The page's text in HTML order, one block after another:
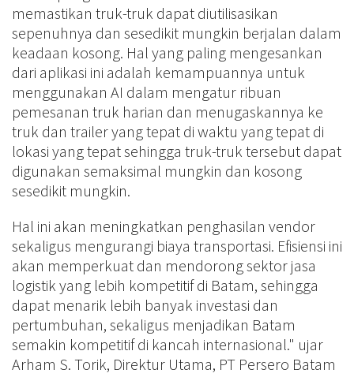
memastikan truk-truk dapat diutilisasikan
sepenuhnya dan sesedikit mungkin berjalan dalam
keadaan kosong. Hal yang paling mengesankan
dari aplikasi ini adalah kemampuannya untuk
menggunakan AI dalam mengatur ribuan
pemesanan truk harian dan menugaskannya ke
truk dan trailer yang tepat di waktu yang tepat di
lokasi yang tepat sehingga truk-truk tersebut dapat
digunakan semaksimal mungkin dan kosong
sesedikit mungkin.
Hal ini akan meningkatkan penghasilan vendor
sekaligus mengurangi biaya transportasi. Efisiensi ini
akan memperkuat dan mendorong sektor jasa
logistik yang lebih kompetitif di Batam, sehingga
dapat menarik lebih banyak investasi dan
pertumbuhan, sekaligus menjadikan Batam
semakin kompetitif di kancah internasional." ujar
Arham S. Torik, Direktur Utama, PT Persero Batam